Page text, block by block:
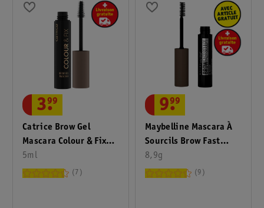
Catrice Brow Gel
Mascara Colour & Fix
030
5ml
3.
99
7
Maybelline Mascara À
Sourcils Brow Fast
Sculpt 04 Medium
Brown
8,9g
9.
99
9